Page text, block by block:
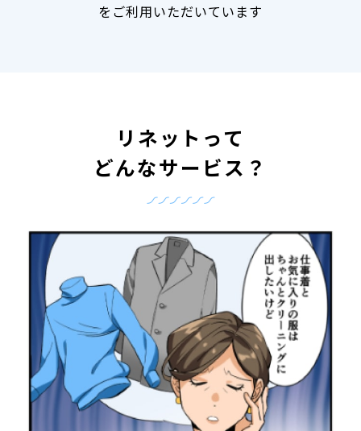
をご利用いただいています
リネットって
どんなサービス？